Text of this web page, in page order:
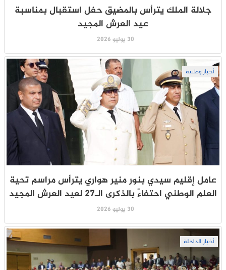
جلالة الملك يترأس بالمضيق حفل استقبال بمناسبة
عيد العرش المجيد
30 يوليو 2026
أخبار وطنية
عامل إقليم سيدي بنور منير هواري يترأس مراسم تحية
العلم الوطني احتفاءً بالذكرى الـ27 لعيد العرش المجيد
30 يوليو 2026
أخبار الداخلة